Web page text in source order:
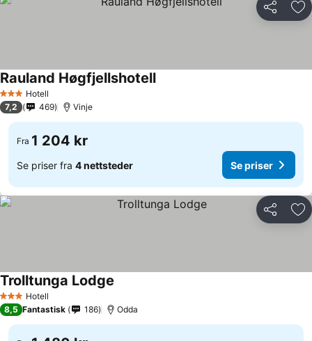
Del
3 StjernerHotell
Rauland Høgfjellshotell
7,2 469 Vinje
Fra 1 204 kr
Se priser fra 4 nettsteder Se priser
Del
3 StjernerHotell
Trolltunga Lodge
8,5 Fantastisk 186 Odda